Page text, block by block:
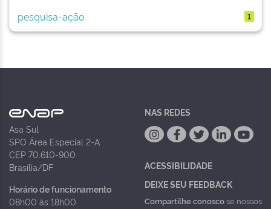
pesquisa-ação 1
Asa Sul
SPO Área Especial 2-A
CEP 70.610-900
Brasília/DF
Horário de funcionamento
08h00 às 18h00
NAS REDES
ACESSIBILIDADE
DEIXE SEU FEEDBACK
Compartilhe conoscose nossos